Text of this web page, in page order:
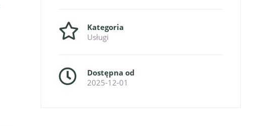
Kategoria
Usługi
Dostępna od
2025-12-01